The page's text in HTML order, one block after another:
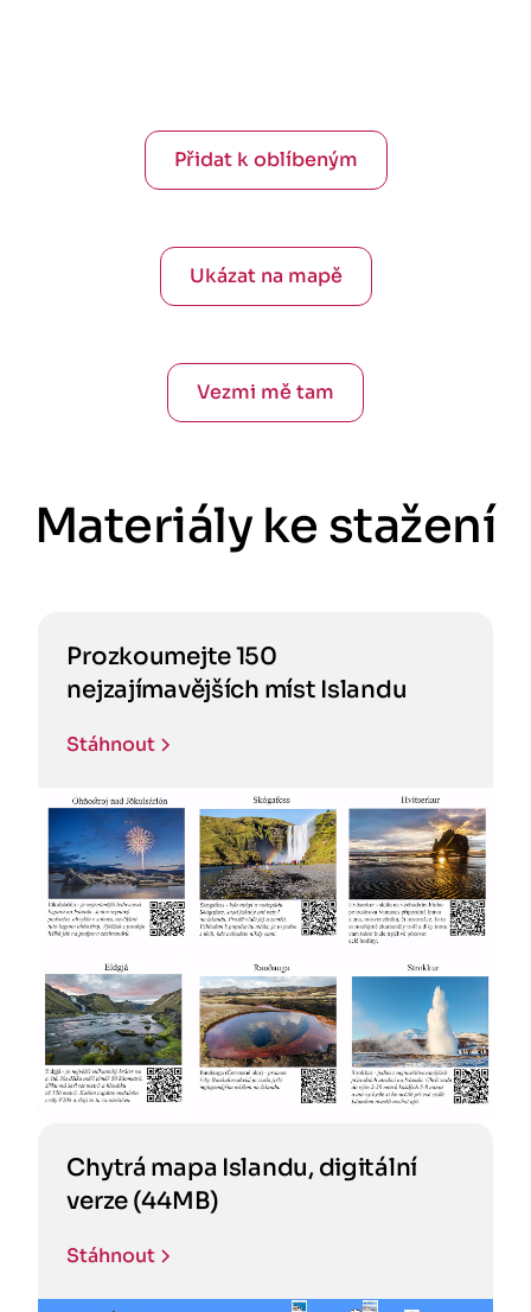
Přidat k oblíbeným
Ukázat na mapě
Vezmi mě tam
Materiály ke stažení
Prozkoumejte 150
nejzajímavějších míst Islandu
Stáhnout
Chytrá mapa Islandu, digitální
verze (44MB)
Stáhnout